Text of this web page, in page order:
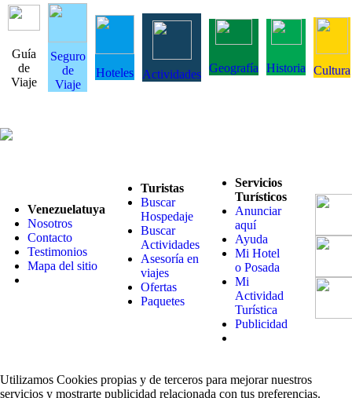
Guía
de
Viaje
Seguro
de
Viaje
Hoteles Actividades Geografía Historia Cultura
Venezuelatuya
Nosotros
Contacto
Testimonios
Mapa del sitio
Turistas
Buscar
Hospedaje
Buscar
Actividades
Asesoría en
viajes
Ofertas
Paquetes
Servicios
Turísticos
Anunciar
aquí
Ayuda
Mi Hotel
o Posada
Mi
Actividad
Turística
Publicidad
Utilizamos Cookies propias y de terceros para mejorar nuestros
servicios y mostrarte publicidad relacionada con tus preferencias.